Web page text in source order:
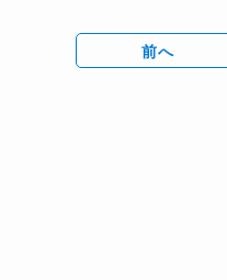
前へ